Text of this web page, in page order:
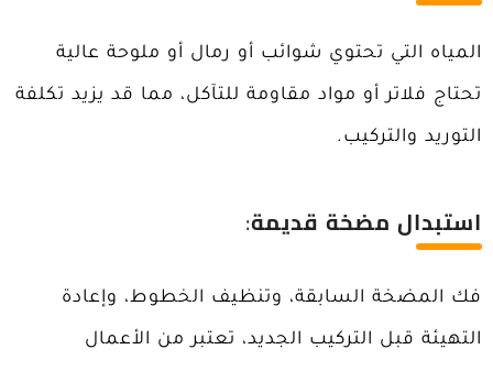
المياه التي تحتوي شوائب أو رمال أو ملوحة عالية
تحتاج فلاتر أو مواد مقاومة للتآكل، مما قد يزيد تكلفة
التوريد والتركيب.
استبدال مضخة قديمة:
فك المضخة السابقة، وتنظيف الخطوط، وإعادة
التهيئة قبل التركيب الجديد، تعتبر من الأعمال